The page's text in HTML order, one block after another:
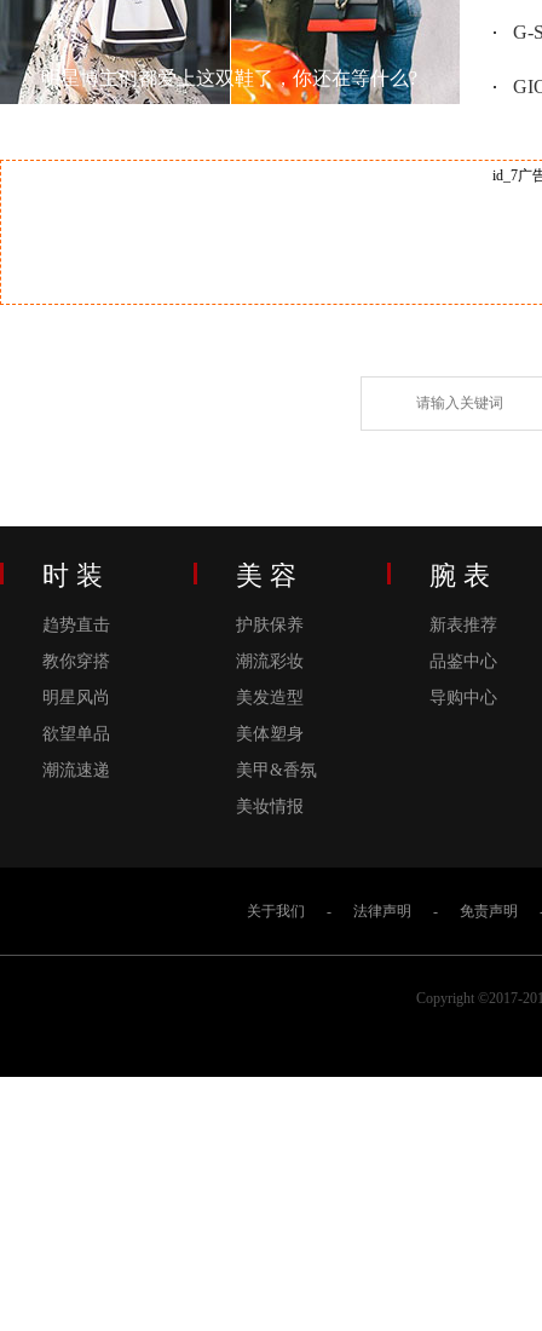
明星博主们都爱上这双鞋了，你还在等什么?
G-
id_7广
时 装
趋势直击
教你穿搭
明星风尚
欲望单品
潮流速递
美 容
护肤保养
潮流彩妆
美发造型
美体塑身
美甲&香氛
美妆情报
腕 表
新表推荐
品鉴中心
导购中心
关于我们 - 法律声明 - 免责声明
Copyright ©2017-